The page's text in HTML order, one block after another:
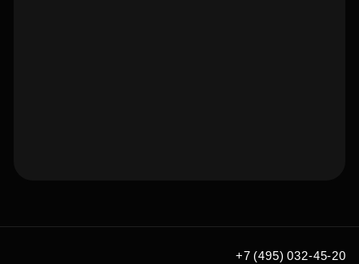
мечты по удобным вам
+7 (495) 032-45-20